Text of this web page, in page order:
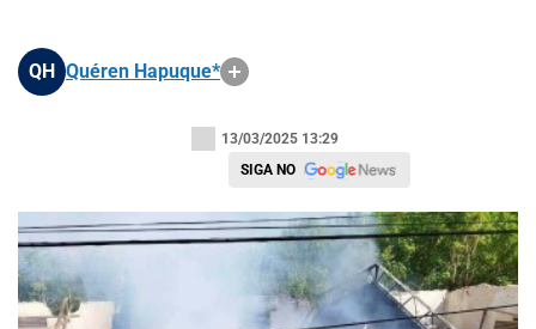
QH Quéren Hapuque*
13/03/2025 13:29
SIGA NO